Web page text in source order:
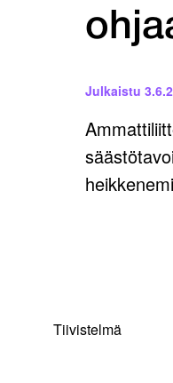
Julkaistu
Tiivistelmä